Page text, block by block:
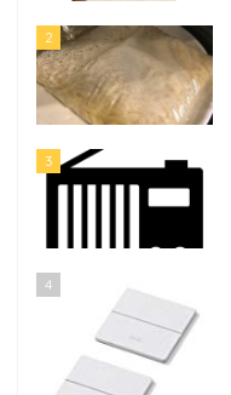
2
3
4